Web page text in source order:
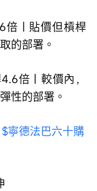
倍｜貼價但槓桿
的部署。
倍｜較價內，
性的部署。
$寧德法巴六十購